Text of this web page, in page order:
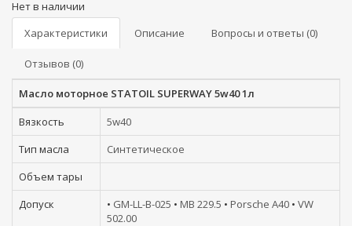
Нет в наличии
Характеристики
Описание Вопросы и ответы (0)
Отзывов (0)
Масло моторное STATOIL SUPERWAY 5w40 1л
Вязкость
5w40
Тип масла
Синтетическое
Объем тары
Допуск
• GM-LL-B-025 • MB 229.5 • Porsche A40 • VW
502.00